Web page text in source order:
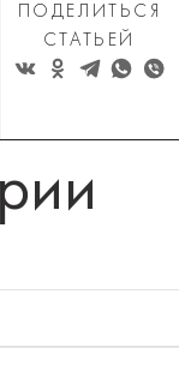
ПОДЕЛИТЬСЯ
СТАТЬЕЙ